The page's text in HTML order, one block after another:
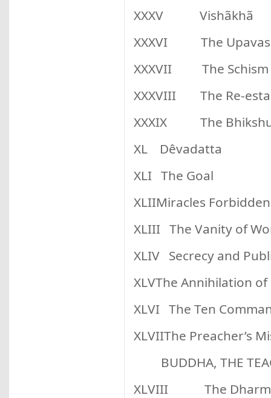
XXXV Vishãkhã
XXXVI The
XXXVII The Schism
XXXVIII The Re-
XXXIX The
XL Dêvadatta
XLI The Goal
XLIIMiracles Forbidden
XLIII The Vanity of
XLIV Secrecy and
XLVThe Annihilation
XLVI The Ten
XLVIIThe Preacher’s
BUDDHA, THE
XLVIII The